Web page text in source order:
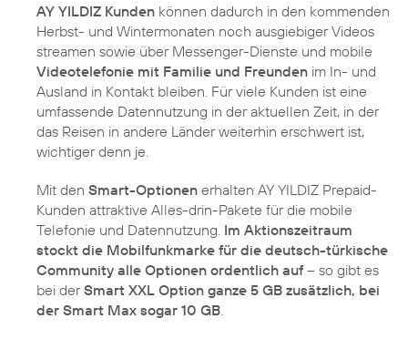
AY YILDIZ Kunden können dadurch in den kommenden
Herbst- und Wintermonaten noch ausgiebiger Videos
streamen sowie über Messenger-Dienste und mobile
Videotelefonie mit Familie und Freunden im In- und
Ausland in Kontakt bleiben. Für viele Kunden ist eine
umfassende Datennutzung in der aktuellen Zeit, in der
das Reisen in andere Länder weiterhin erschwert ist,
wichtiger denn je.
Mit den Smart-Optionen erhalten AY YILDIZ Prepaid-
Kunden attraktive Alles-drin-Pakete für die mobile
Telefonie und Datennutzung. Im Aktionszeitraum
stockt die Mobilfunkmarke für die deutsch-türkische
Community alle Optionen ordentlich auf – so gibt es
bei derSmart XXL Option ganze 5 GB zusätzlich, bei
der Smart Max sogar 10 GB